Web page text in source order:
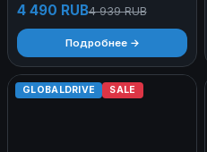
4 490 RUB4 939 RUB
Подробнее →
GLOBALDRIVE SALE